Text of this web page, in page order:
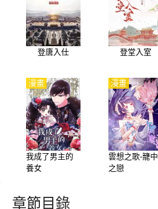
【日語】
登唐入仕 登堂入室
我成了男主的
養女
漫畫
雲想之歌-籠中
之戀
漫畫
章節目錄